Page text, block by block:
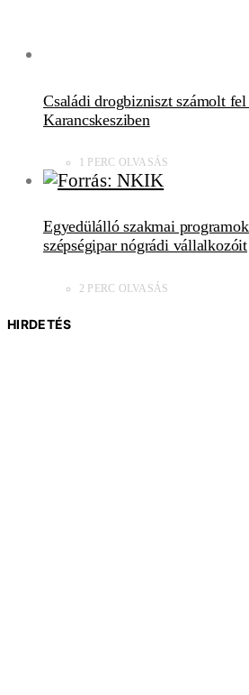
Családi drogbizniszt számolt fel
Karancskesziben
1 PERC OLVASÁS
Egyedülálló szakmai
szépségipar nógrádi vállalkozóit
2 PERC OLVASÁS
HIRDETÉS